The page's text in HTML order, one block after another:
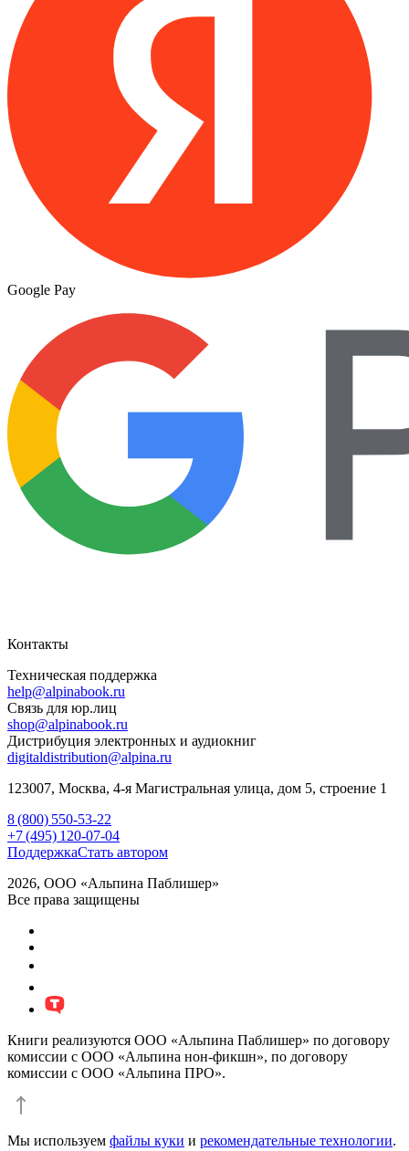
Google Pay
Контакты
Техническая поддержка
help@alpinabook.ru
Связь для юр.лиц
shop@alpinabook.ru
Дистрибуция электронных и аудиокниг
digitaldistribution@alpina.ru
123007, Москва, 4-я Магистральная улица, дом 5, строение 1
8 (800) 550-53-22
+7 (495) 120-07-04
ПоддержкаСтать автором
2026, ООО «Альпина Паблишер»
Все права защищены
Книги реализуются ООО «Альпина Паблишер» по договору
комиссии с ООО «Альпина нон-фикшн», по договору
комиссии с ООО «Альпина ПРО».
Мы используем файлы куки и рекомендательные технологии.